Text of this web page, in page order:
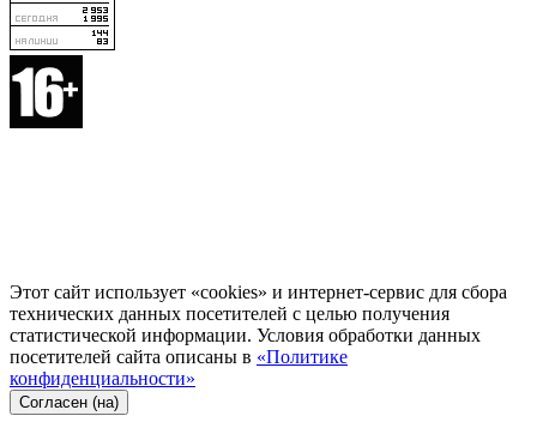
Этот сайт использует «cookies» и интернет-сервис для сбора
технических данных посетителей с целью получения
статистической информации. Условия обработки данных
посетителей сайта описаны в «Политике
конфиденциальности»
Согласен (на)